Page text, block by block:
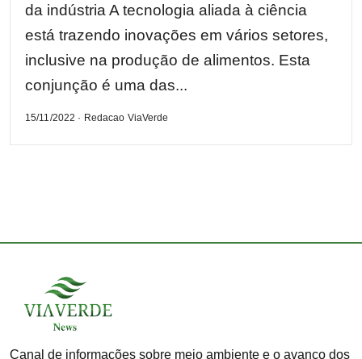
da indústria A tecnologia aliada à ciência
está trazendo inovações em vários setores,
inclusive na produção de alimentos. Esta
conjunção é uma das...
15/11/2022 · Redacao ViaVerde
Canal de informações sobre meio ambiente e o avanço dos